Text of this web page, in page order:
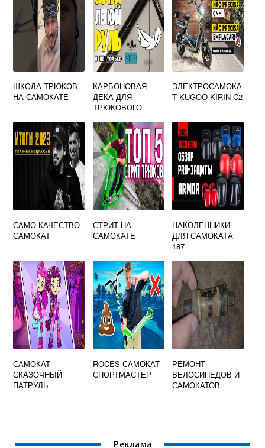
ШКОЛА ТРЮКОВ
НА САМОКАТЕ
КАРБОНОВАЯ
ДЕКА ДЛЯ
ТРЮКОВОГО
ЭЛЕКТРОСАМОКА
Т KUGOO KIRIN C2
САМО КАЧЕСТВО
САМОКАТ
СТРИТ НА
САМОКАТЕ
НАКОЛЕННИКИ
ДЛЯ САМОКАТА
187
САМОКАТ
СКАЗОЧНЫЙ
ПАТРУЛЬ
ROCES САМОКАТ
СПОРТМАСТЕР
РЕМОНТ
ВЕЛОСИПЕДОВ И
САМОКАТОВ
Реклама